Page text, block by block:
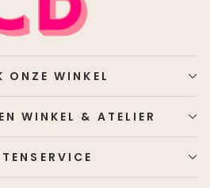
ONZE WINKEL
WINKEL & ATELIER